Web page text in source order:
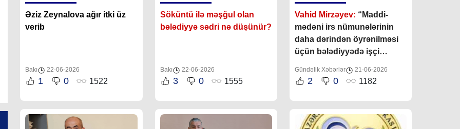
Əziz Zeynalova ağır itki üz
verib
Bakı 22-06-2026
1 0 1522
Söküntü ilə məşğul olan
bələdiyyə sədri nə düşünür?
Bakı 22-06-2026
3 0 1555
Vahid Mirzəyev: “Maddi-
mədəni irs nümunələrinin
daha dərindən öyrənilməsi
üçün bələdiyyədə işçi
nəzərdə tutulur”
Gündəlik Xəbərlər 21-06-2026
2 0 1182